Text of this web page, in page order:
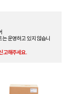
운영하고 있지 않습니
고해주세요.